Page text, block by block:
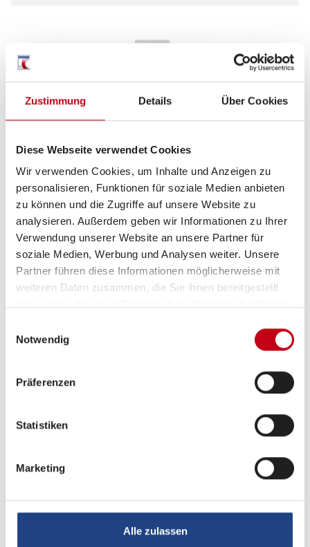
Zustimmung Details Über Cookies
Diese Webseite verwendet Cookies
Wir verwenden Cookies, um Inhalte und Anzeigen zu
personalisieren, Funktionen für soziale Medien anbieten
zu können und die Zugriffe auf unsere Website zu
analysieren. Außerdem geben wir Informationen zu Ihrer
Verwendung unserer Website an unsere Partner für
soziale Medien, Werbung und Analysen weiter. Unsere
Partner führen diese Informationen möglicherweise mit
weiteren Daten zusammen, die Sie ihnen bereitgestellt
Notwendig
Präferenzen
Statistiken
Marketing
Alle zulassen
Tag
Beschreibung
SONDERAUSSTATTUNG:
Deichsel-Fahrradträger Thule Caravan Superb für
Dachmarkise Thule Omnistor 6300 mit integriertem
Fenster ausstellbar mit Verdunkelungsrollo und
Heckklappe 105 cm x 39 cm
Warmluftverteilung mit elektrischem Gebläse (12 V)
30 l Frischwassertank mit Füllstandsanzeige